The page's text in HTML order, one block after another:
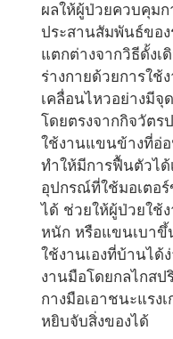
ผลให้ผู้ป่วยควบคุมก
ประสานสัมพันธ์ขอ
แตกต่างจากวิธีดั้ง
ร่างกายด้วยการใช้
เคลื่อนไหวอย่างมีจุ
โดยตรงจากกิจวัตร
ใช้งานแขนข้างที่อ่
ทำให้มีการฟื้นตัวได้
อุปกรณ์ที่ใช้มอเตอ
ได้ ช่วยให้ผู้ป่วยใช้
หนัก หรือแขนเบาขึ้
ใช้งานเองที่บ้านได้
งานมือโดยกลไกสป
กางมือเอาชนะแรง
หยิบจับสิ่งของได้